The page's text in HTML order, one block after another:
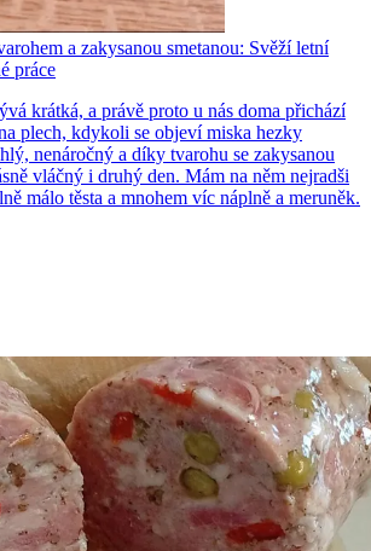
a zakysanou smetanou: Svěží letní
práce
krátká, a právě proto u nás doma přichází
plech, kdykoli se objeví miska hezky
nenáročný a díky tvarohu se zakysanou
vláčný i druhý den. Mám na něm nejradši
málo těsta a mnohem víc náplně a meruněk.